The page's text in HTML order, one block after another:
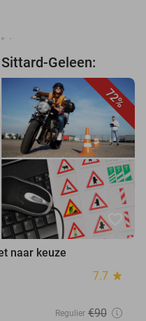
Geleen:
72%
favorite_border
naar keuze
7.7 star
Regulier €90